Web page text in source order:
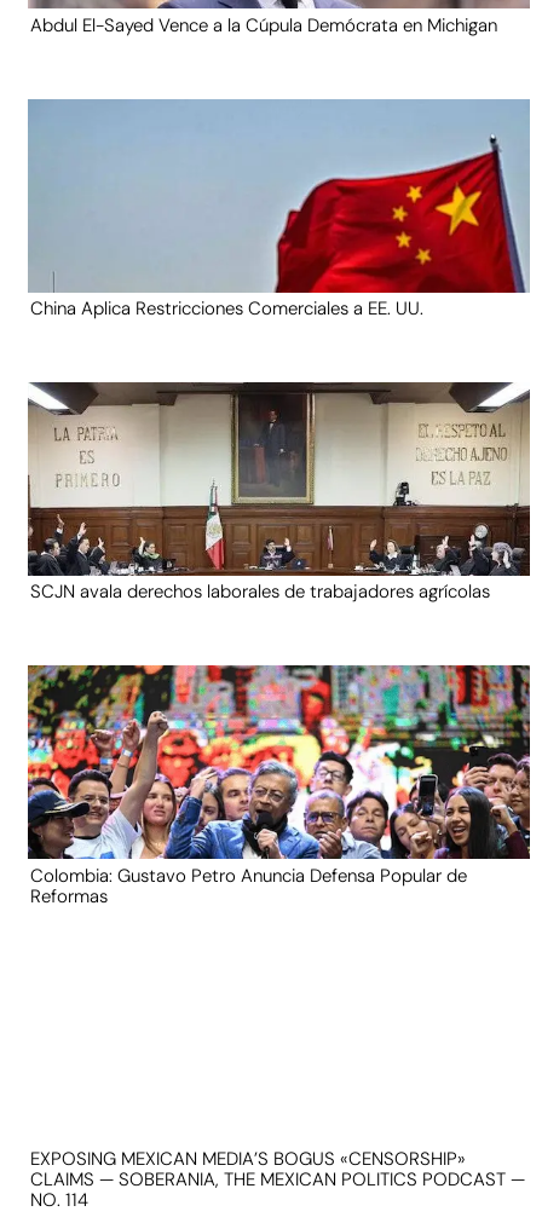
Abdul El-Sayed Vence a la Cúpula Demócrata en Michigan
China Aplica Restricciones Comerciales a EE. UU.
SCJN avala derechos laborales de trabajadores agrícolas
Colombia: Gustavo Petro Anuncia Defensa Popular de
Reformas
EXPOSING MEXICAN MEDIA’S BOGUS «CENSORSHIP»
CLAIMS — SOBERANIA, THE MEXICAN POLITICS PODCAST —
NO. 114